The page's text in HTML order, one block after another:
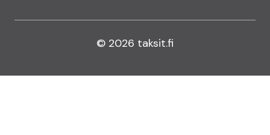
© 2026 taksit.fi